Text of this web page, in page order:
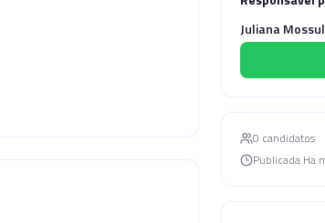
Juliana
0 candidatos
Publicada Ha